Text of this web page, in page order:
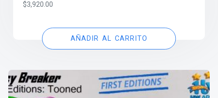
$3,920.00
AÑADIR AL CARRITO